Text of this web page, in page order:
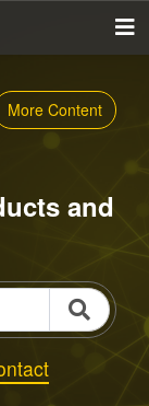
More Content
and